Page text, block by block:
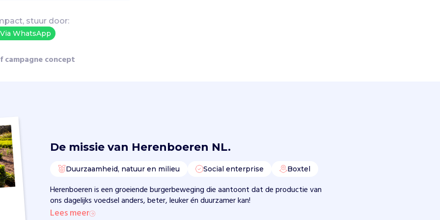
stuur door:
Via WhatsApp
campagne concept
De missie van Herenboeren NL.
Duurzaamheid, natuur en milieu Social enterprise Boxtel
Herenboeren is een groeiende burgerbeweging die aantoont dat de productie van
ons dagelijks voedsel anders, beter, leuker én duurzamer kan!
Lees meer